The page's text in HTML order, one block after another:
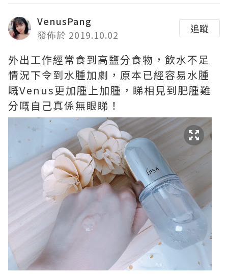
VenusPang
發佈於 2019.10.02
追蹤
外出工作經常食到高鹽分食物，飲水不足
情況下令到水腫加劇，原本已經容易水腫
嘅Venus更加腫上加腫，睇相見到肥腫難
分嘅自己真係無眼睇！